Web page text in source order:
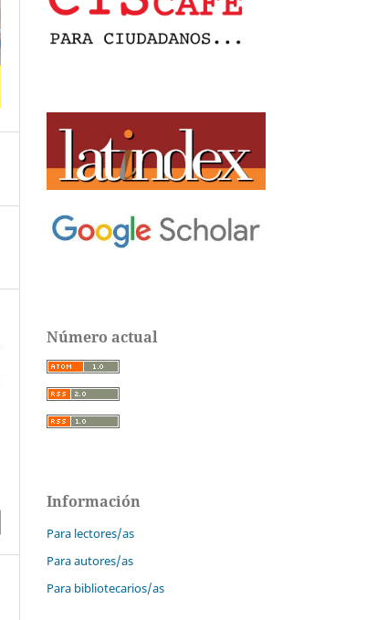
Número actual
Información
Para lectores/as
Para autores/as
Para bibliotecarios/as